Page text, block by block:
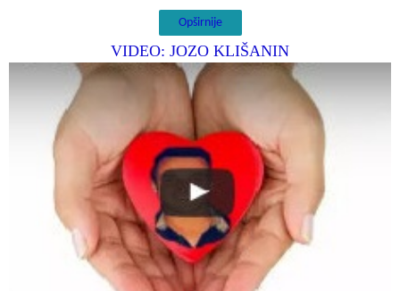
Opširnije
VIDEO: JOZO KLIŠANIN